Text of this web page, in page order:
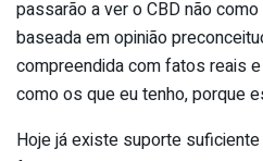
passarão a ver o CBD não
baseada em opinião
compreendida com fatos reais
como os que eu tenho, porque
Hoje já existe suporte